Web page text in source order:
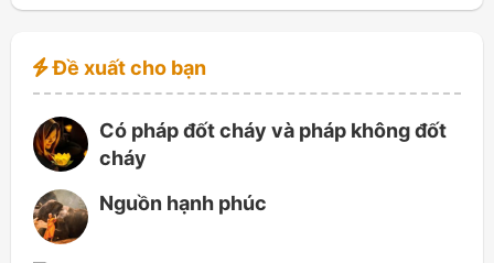
Đề xuất cho bạn
Có pháp đốt cháy và pháp không đốt
cháy
Nguồn hạnh phúc